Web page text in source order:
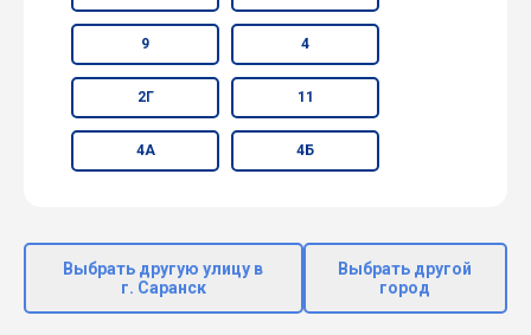
9 4
2Г 11
4А 4Б
Выбрать другую улицу в
г. Саранск
Выбрать другой
город